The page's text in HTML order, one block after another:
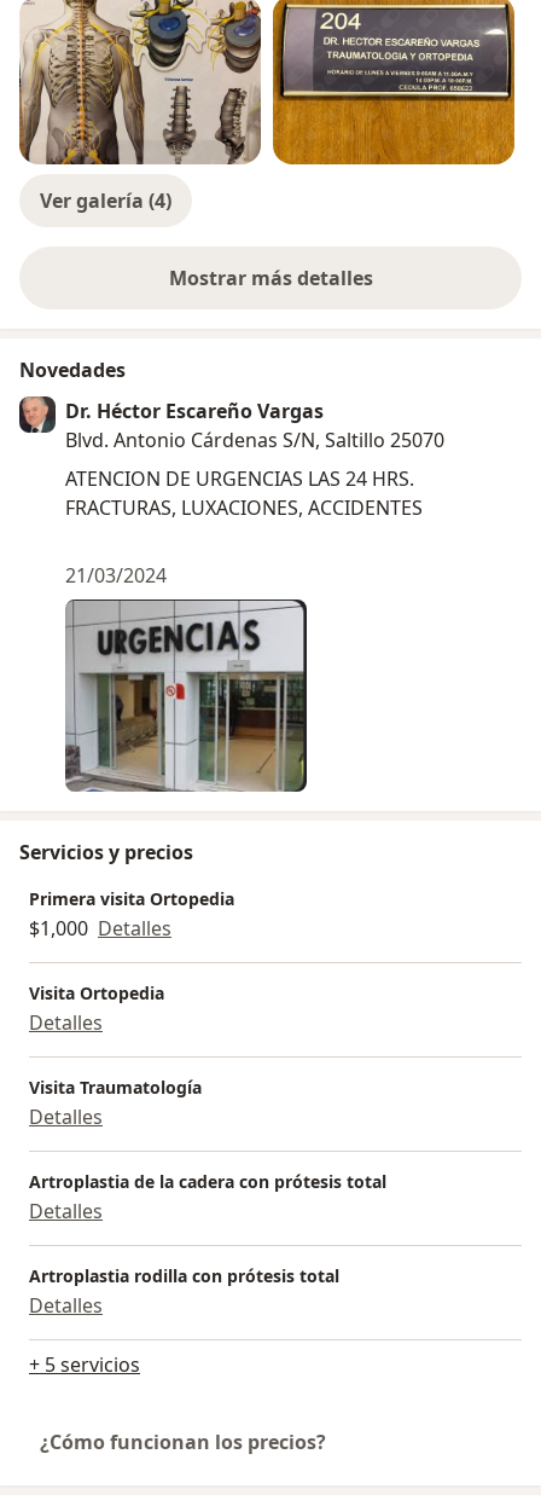
Ver galería (4)
Mostrar más detalles
sobre la experiencia
Novedades
Dr. Héctor Escareño Vargas
Blvd. Antonio Cárdenas S/N, Saltillo 25070
ATENCION DE URGENCIAS LAS 24 HRS.
FRACTURAS, LUXACIONES, ACCIDENTES
21/03/2024
Servicios y precios
Primera visita Ortopedia
$1,000 Detalles
Visita Ortopedia
Detalles
Visita Traumatología
Detalles
Artroplastia de la cadera con prótesis total
Detalles
Artroplastia rodilla con prótesis total
Detalles
+ 5 servicios
¿Cómo funcionan los precios?